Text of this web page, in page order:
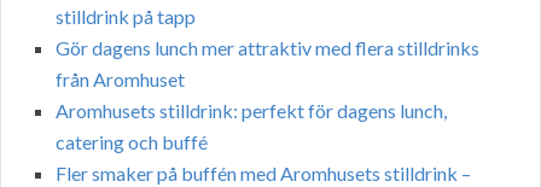
stilldrink på tapp
Gör dagens lunch mer attraktiv med flera stilldrinks
från Aromhuset
Aromhusets stilldrink: perfekt för dagens lunch,
catering och buffé
Fler smaker på buffén med Aromhusets stilldrink –